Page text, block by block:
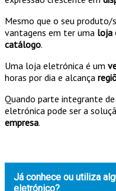
Mesmo que o seu produto/
vantagens em ter uma loja
catálogo.
Uma loja eletrónica é um
horas por dia e alcança
Quando parte integrante
eletrónica pode ser a
empresa.
Já conhece ou utiliza
eletrónico?